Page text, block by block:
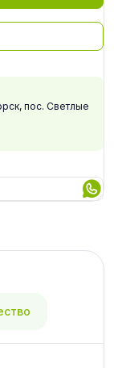
пос. Светлые